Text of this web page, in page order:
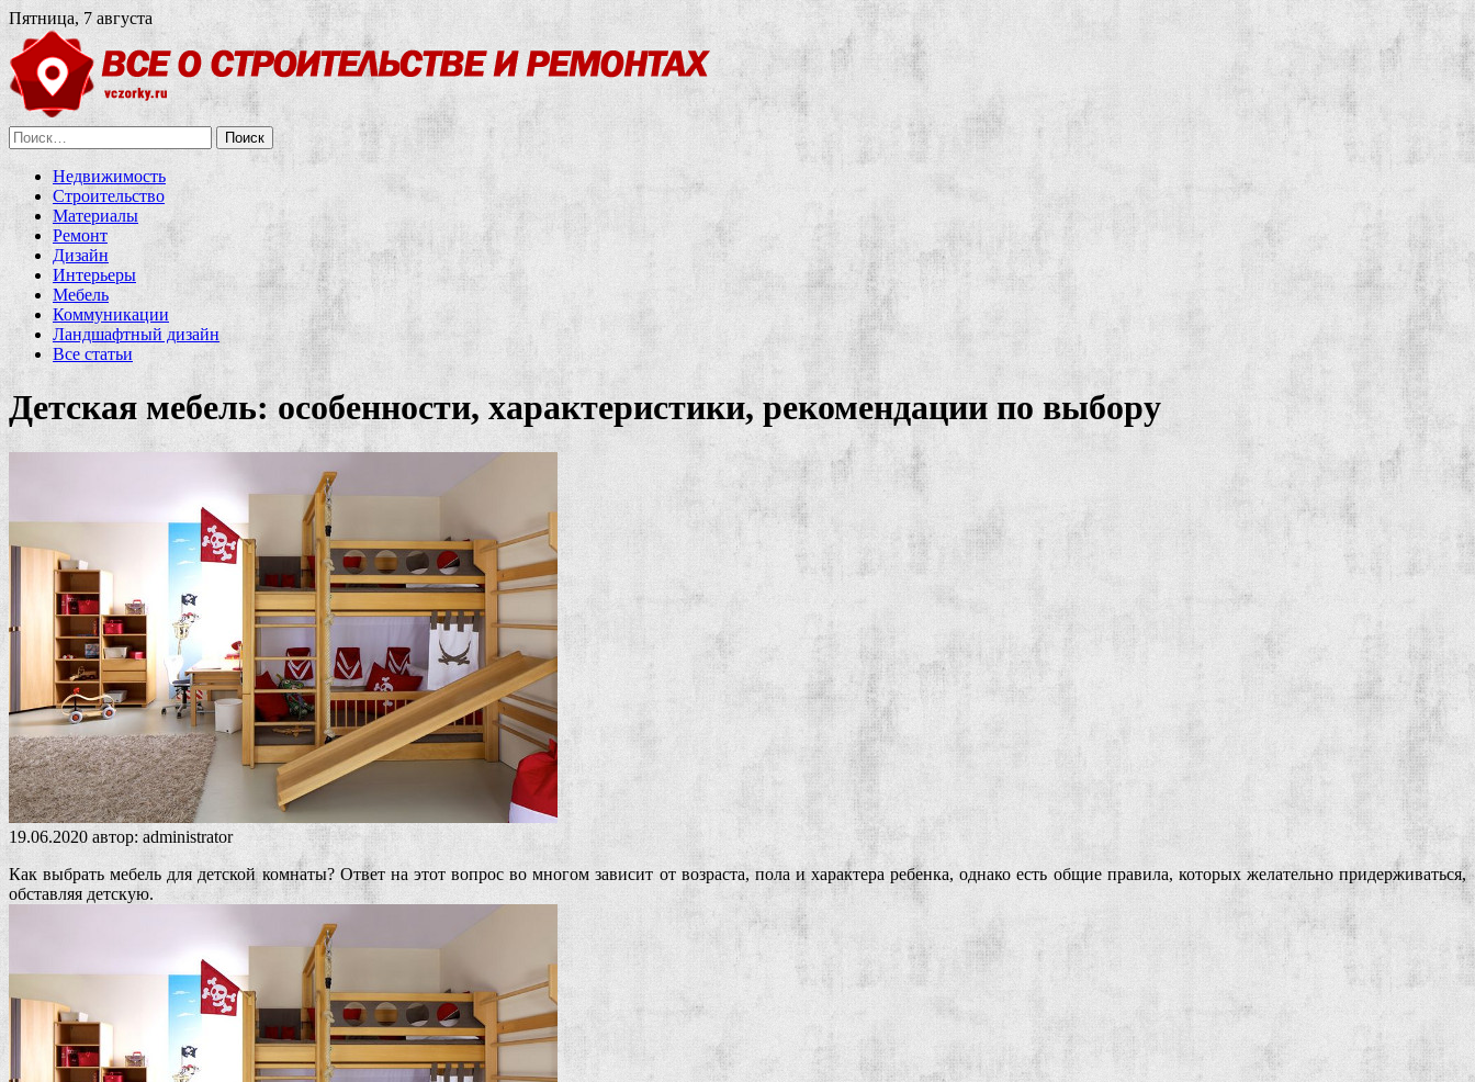
Пятница, 7 августа
Найти:
Недвижимость
Строительство
Материалы
Ремонт
Дизайн
Интерьеры
Мебель
Коммуникации
Ландшафтный дизайн
Все статьи
Детская мебель: особенности, характеристики, рекомендации по выбору
19.06.2020 автор:administrator
Как выбрать мебель для детской комнаты? Ответ на этот вопрос во многом зависит от возраста, пола и характера ребенка, однако есть общие правила, которых желательно придерживаться,
обставляя детскую.